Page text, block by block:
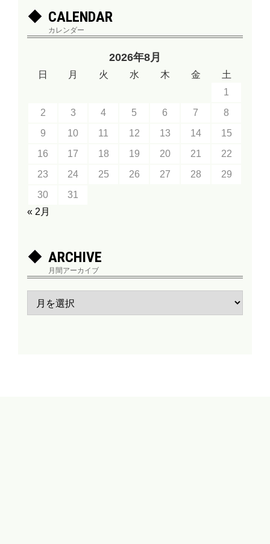
CALENDAR
カレンダー
2026年8月
日 月 火 水 木 金
土
1
2
3 4 5 6 7
8
9
10 11 12 13 14
15
16
17 18 19 20 21
22
23
24 25 26 27 28
29
30
31
« 2月
ARCHIVE
月間アーカイブ